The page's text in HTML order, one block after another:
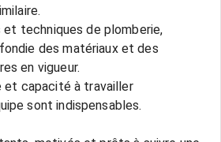
techniques de plomberie,
des matériaux et des
en vigueur.
et capacité à travailler
sont indispensables.